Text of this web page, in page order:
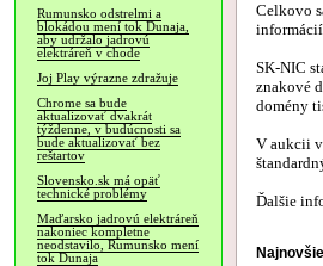
Rumunsko odstrelmi a
blokádou mení tok Dunaja,
aby udržalo jadrovú
elektráreň v chode
Joj Play výrazne zdražuje
Chrome sa bude
aktualizovať dvakrát
týždenne, v budúcnosti sa
bude aktualizovať bez
reštartov
Slovensko.sk má opäť
technické problémy
Maďarsko jadrovú elektráreň
nakoniec kompletne
neodstavilo, Rumunsko mení
tok Dunaja
Celkovo
informácií
SK-NIC
znakové
domény
V aukcii
Ďalšie